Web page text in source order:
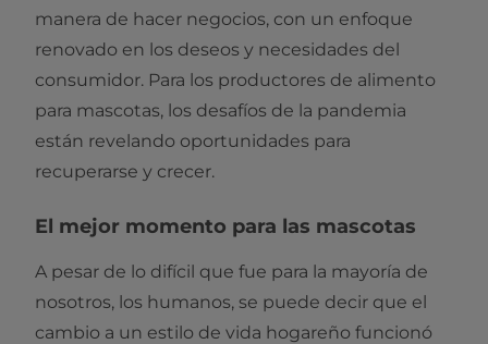
manera de hacer negocios, con un enfoque
renovado en los deseos y necesidades del
consumidor. Para los productores de alimento
para mascotas, los desafíos de la pandemia
están revelando oportunidades para
recuperarse y crecer.
El mejor momento para las mascotas
A pesar de lo difícil que fue para la mayoría de
nosotros, los humanos, se puede decir que el
cambio a un estilo de vida hogareño funcionó